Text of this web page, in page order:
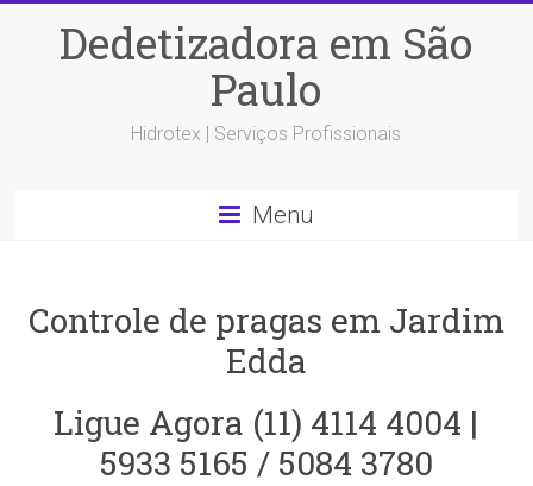
Dedetizadora em São
Paulo
Hidrotex | Serviços Profissionais
Menu
Controle de pragas em Jardim
Edda
Ligue Agora (11) 4114 4004 |
5933 5165 / 5084 3780